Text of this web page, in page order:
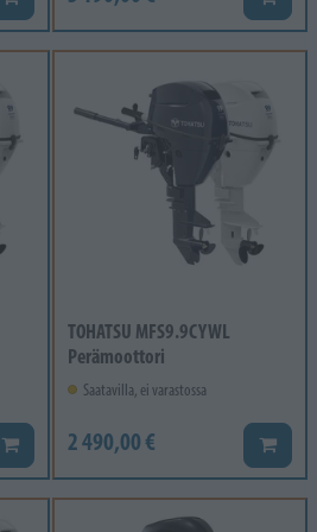
Lisää koriin
TOHATSU MFS9.9CYWL
Perämoottori
Saatavilla, ei varastossa
2 490,00 € Lisää